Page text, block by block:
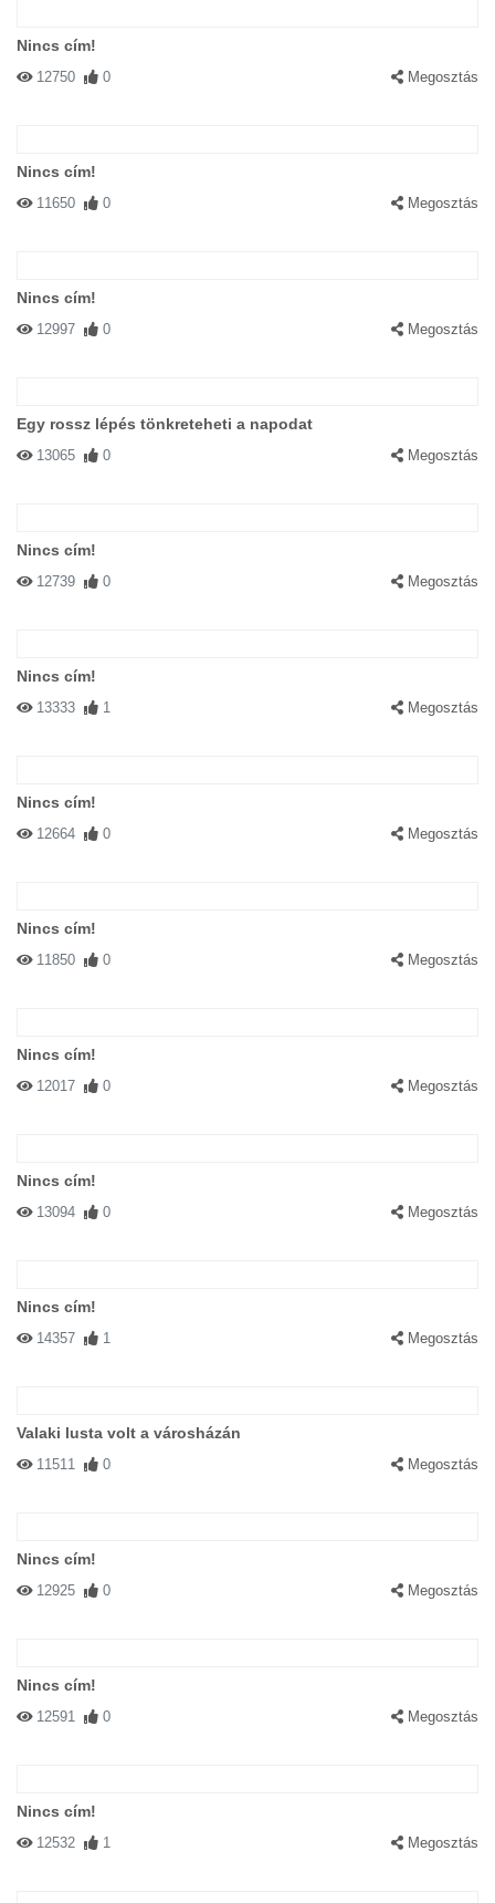
Nincs cím!
12750 0 Megosztás
Nincs cím!
11650 0 Megosztás
Nincs cím!
12997 0 Megosztás
Egy rossz lépés tönkreteheti a napodat
13065 0 Megosztás
Nincs cím!
12739 0 Megosztás
Nincs cím!
13333 1 Megosztás
Nincs cím!
12664 0 Megosztás
Nincs cím!
11850 0 Megosztás
Nincs cím!
12017 0 Megosztás
Nincs cím!
13094 0 Megosztás
Nincs cím!
14357 1 Megosztás
Valaki lusta volt a városházán
11511 0 Megosztás
Nincs cím!
12925 0 Megosztás
Nincs cím!
12591 0 Megosztás
Nincs cím!
12532 1 Megosztás